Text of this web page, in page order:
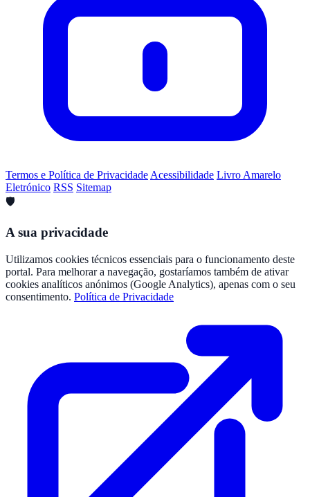
Termos e Política de Privacidade Acessibilidade Livro Amarelo
Eletrónico RSS Sitemap
🛡️
A sua privacidade
Utilizamos cookies técnicos essenciais para o funcionamento deste
portal. Para melhorar a navegação, gostaríamos também de ativar
cookies analíticos anónimos (Google Analytics), apenas com o seu
consentimento. Política de Privacidade